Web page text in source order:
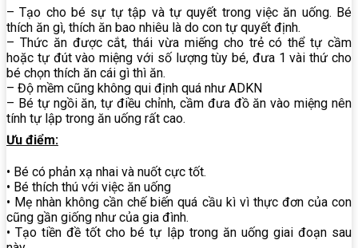
– Tạo cho bé sự tự tập và tự quyết trong việc ăn uống. Bé
thích ăn gì, thích ăn bao nhiêu là do con tự quyết định.
– Thức ăn được cắt, thái vừa miếng cho trẻ có thể tự cầm
hoặc tự đút vào miệng với số lượng tùy bé, đưa 1 vài thứ cho
bé chọn thích ăn cái gì thì ăn.
– Độ mềm cũng không qui định quá như ADKN
– Bé tự ngồi ăn, tự điều chỉnh, cầm đưa đồ ăn vào miệng nên
tính tự lập trong ăn uống rất cao.
Ưu điểm:
• Bé có phản xạ nhai và nuốt cực tốt.
• Bé thích thú với việc ăn uống
• Mẹ nhàn không cần chế biến quá cầu kì vì thực đơn của con
cũng gần giống như của gia đình.
• Tạo tiền đề tốt cho bé tự lập trong ăn uống giai đoạn sau